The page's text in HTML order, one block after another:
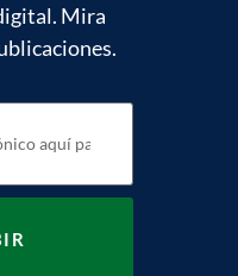
Mira